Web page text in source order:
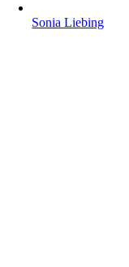
Sonia Liebing